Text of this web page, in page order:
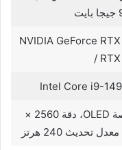
NVIDIA GeForce
/
Intel Core i9-
16 بوصة OLED، دقة 2560 ×